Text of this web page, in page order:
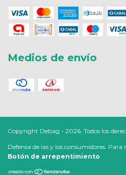
Medios de envío
Copyright Debag - 2026. Todos los
Defensa de las y los consumidores. Para
Botón de arrepentimiento